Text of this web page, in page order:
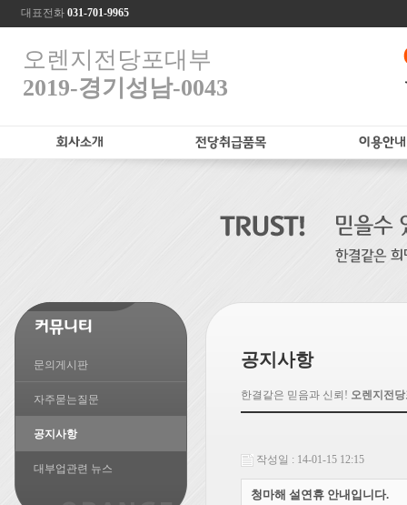
대표전화 031-701-9965
오렌지전당포대부
2019-경기성남-0043
문의게시판
자주묻는질문
공지사항
대부업관련 뉴스
공지사항
한결같은 믿음과 신뢰! 오렌지전
작성일 : 14-01-15 12:15
청마해 설연휴 안내입니다.